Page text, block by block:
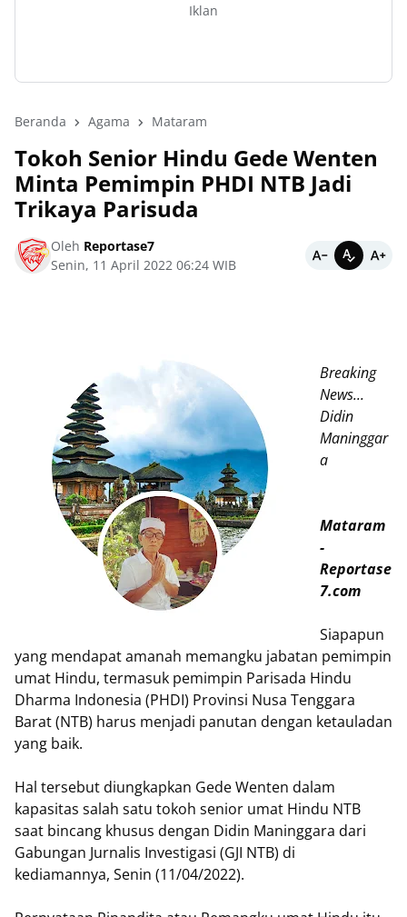
Iklan
Beranda Agama Mataram
Tokoh Senior Hindu Gede Wenten
Minta Pemimpin PHDI NTB Jadi
Trikaya Parisuda
Oleh Reportase7
Senin, 11 April 2022 06:24 WIB
Breaking
News...
Didin
Maninggar
a
Mataram
-
Reportase
7.com
Siapapun
yang mendapat amanah memangku jabatan pemimpin
umat Hindu, termasuk pemimpin Parisada Hindu
Dharma Indonesia (PHDI) Provinsi Nusa Tenggara
Barat (NTB) harus menjadi panutan dengan ketauladan
yang baik.
Hal tersebut diungkapkan Gede Wenten dalam
kapasitas salah satu tokoh senior umat Hindu NTB
saat bincang khusus dengan Didin Maninggara dari
Gabungan Jurnalis Investigasi (GJI NTB) di
kediamannya, Senin (11/04/2022).